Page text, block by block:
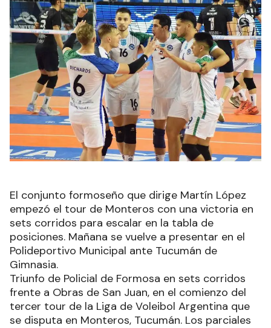
El conjunto formoseño que dirige Martín López
empezó el tour de Monteros con una victoria en
sets corridos para escalar en la tabla de
posiciones. Mañana se vuelve a presentar en el
Polideportivo Municipal ante Tucumán de
Gimnasia.
Triunfo de Policial de Formosa en sets corridos
frente a Obras de San Juan, en el comienzo del
tercer tour de la Liga de Voleibol Argentina que
se disputa en Monteros, Tucumán. Los parciales